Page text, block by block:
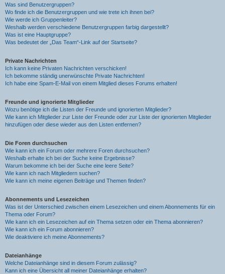
Was sind Benutzergruppen?
Wo finde ich die Benutzergruppen und wie trete ich ihnen bei?
Wie werde ich Gruppenleiter?
Weshalb werden verschiedene Benutzergruppen farbig dargestellt?
Was ist eine Hauptgruppe?
Was bedeutet der „Das Team“-Link auf der Startseite?
Private Nachrichten
Ich kann keine Privaten Nachrichten verschicken!
Ich bekomme ständig unerwünschte Private Nachrichten!
Ich habe eine Spam-E-Mail von einem Mitglied dieses Forums erhalten!
Freunde und ignorierte Mitglieder
Wozu benötige ich die Listen der Freunde und ignorierten Mitglieder?
Wie kann ich Mitglieder zur Liste der Freunde oder zur Liste der ignorierten Mitglieder
hinzufügen oder diese wieder aus den Listen entfernen?
Die Foren durchsuchen
Wie kann ich ein Forum oder mehrere Foren durchsuchen?
Weshalb erhalte ich bei der Suche keine Ergebnisse?
Warum bekomme ich bei der Suche eine leere Seite?
Wie kann ich nach Mitgliedern suchen?
Wie kann ich meine eigenen Beiträge und Themen finden?
Abonnements und Lesezeichen
Was ist der Unterschied zwischen einem Lesezeichen und einem Abonnements für ein
Thema oder Forum?
Wie kann ich ein Lesezeichen auf ein Thema setzen oder ein Thema abonnieren?
Wie kann ich ein Forum abonnieren?
Wie deaktiviere ich meine Abonnements?
Dateianhänge
Welche Dateianhänge sind in diesem Forum zulässig?
Kann ich eine Übersicht all meiner Dateianhänge erhalten?